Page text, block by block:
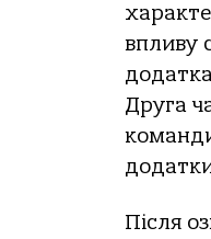
впливу
Друга
Після